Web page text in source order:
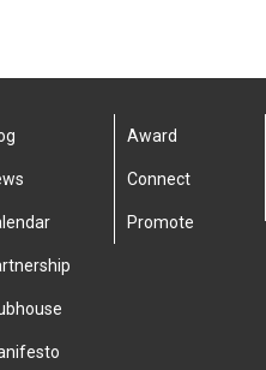
Award
Connect
Promote